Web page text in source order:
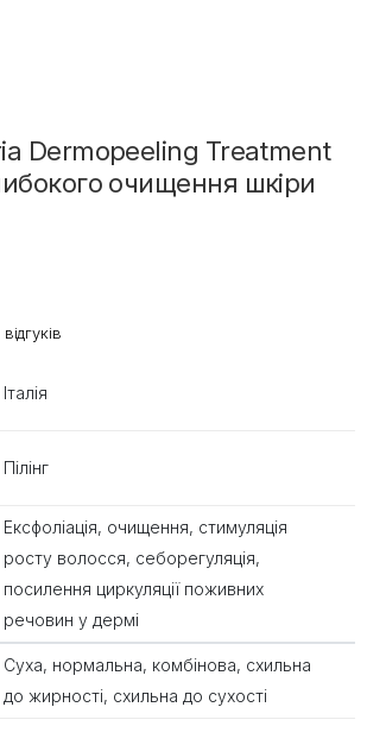
Dermopeeling Treatment
очищення шкіри
Італія
Пілінг
Ексфоліація, очищення, стимуляція
росту волосся, себорегуляція,
посилення циркуляції поживних
речовин у дермі
Суха, нормальна, комбінова, схильна
до жирності, схильна до сухості